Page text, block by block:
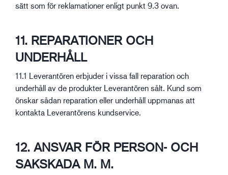
sätt som för reklamationer enligt punkt 9.3 ovan.
11. REPARATIONER OCH
UNDERHÅLL
11.1 Leverantören erbjuder i vissa fall reparation och
underhåll av de produkter Leverantören sålt. Kund som
önskar sådan reparation eller underhåll uppmanas att
kontakta Leverantörens kundservice.
12. ANSVAR FÖR PERSON- OCH
SAKSKADA M. M.